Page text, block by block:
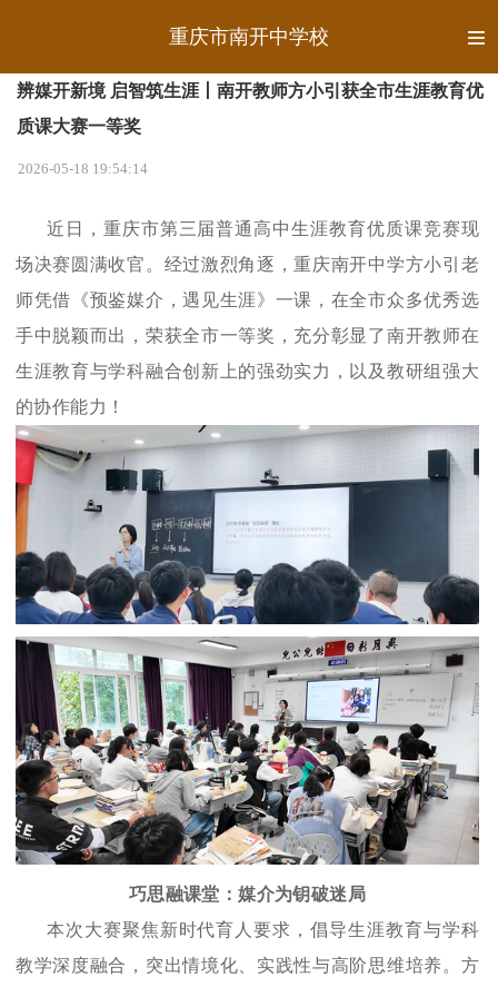
重庆市南开中学校
辨媒开新境 启智筑生涯丨南开教师方小引获全市生涯教育优
质课大赛一等奖
2026-05-18 19:54:14
近日，重庆市第三届普通高中生涯教育优质课竞赛现
场决赛圆满收官。经过激烈角逐，重庆南开中学方小引老
师凭借《预鉴媒介，遇见生涯》一课，在全市众多优秀选
手中脱颖而出，荣获全市一等奖，充分彰显了南开教师在
生涯教育与学科融合创新上的强劲实力，以及教研组强大
的协作能力！
巧思融课堂：媒介为钥破迷局
本次大赛聚焦新时代育人要求，倡导生涯教育与学科
教学深度融合，突出情境化、实践性与高阶思维培养。方